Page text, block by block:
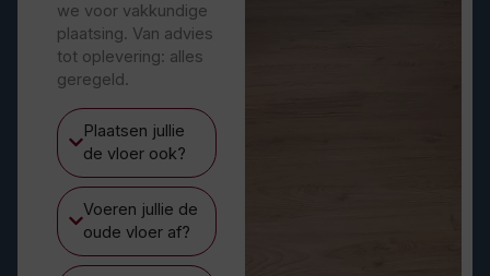
we voor vakkundige
plaatsing. Van advies
tot oplevering: alles
geregeld.
Plaatsen jullie
de vloer ook?
Voeren jullie de
oude vloer af?